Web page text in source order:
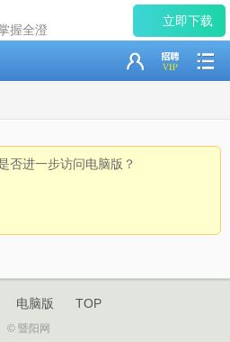
握全澄
立即下载
否进一步访问电脑版？
电脑版 TOP
© 暨阳网